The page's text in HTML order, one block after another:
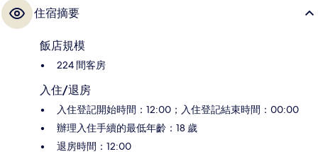
住宿摘要
飯店規模
224 間客房
入住/退房
入住登記開始時間：12:00；入住登記結束時間：00:00
辦理入住手續的最低年齡：18 歲
退房時間：12:00